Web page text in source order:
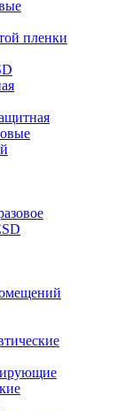
пленки